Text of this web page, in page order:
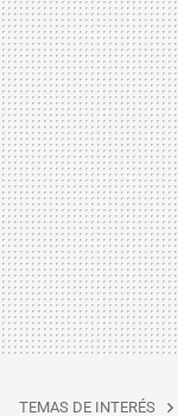
TEMAS DE INTERÉS